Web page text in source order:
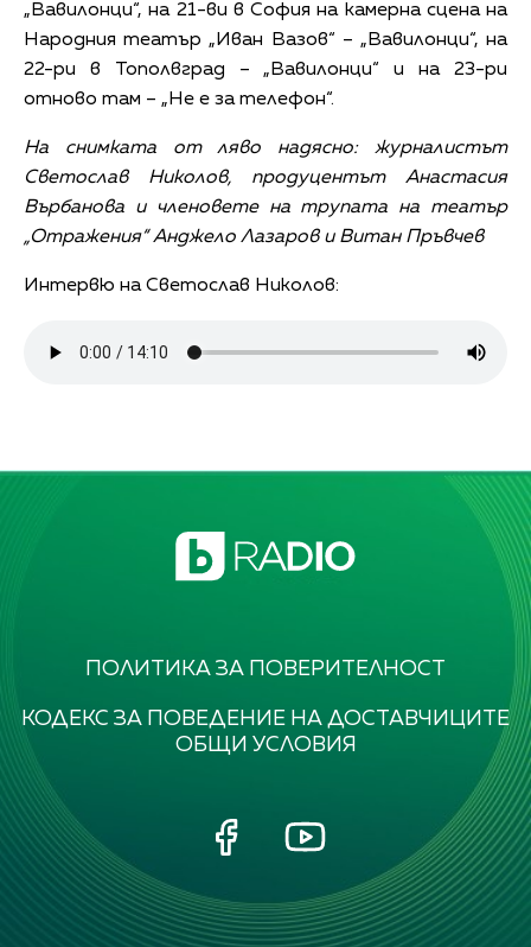
„Вавилонци“, на 21-ви в София на камерна сцена на
Народния театър „Иван Вазов“ – „Вавилонци“, на
22-ри в Тополвград – „Вавилонци“ и на 23-ри
отново там – „Не е за телефон“.
На снимката от ляво надясно: журналистът
Светослав Николов, продуцентът Анастасия
Върбанова и членовете на трупата на театър
„Отражения“ Анджело Лазаров и Витан Пръвчев
Интервю на Светослав Николов:
ПОЛИТИКА ЗА ПОВЕРИТЕЛНОСТ
КОДЕКС ЗА ПОВЕДЕНИЕ НА ДОСТАВЧИЦИТЕ
ОБЩИ УСЛОВИЯ